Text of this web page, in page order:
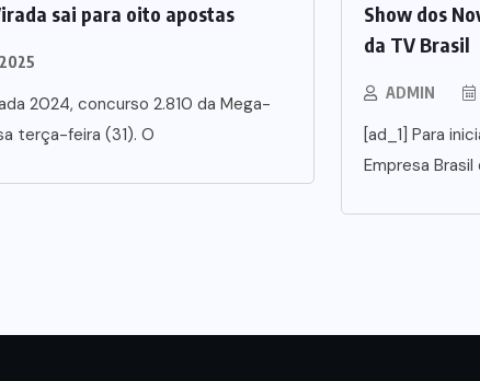
sai para oito apostas
2024, concurso 2.810 da Mega-
terça-feira (31). O
Show dos
da TV Brasil
ADMIN
[ad_1] Para
Empresa